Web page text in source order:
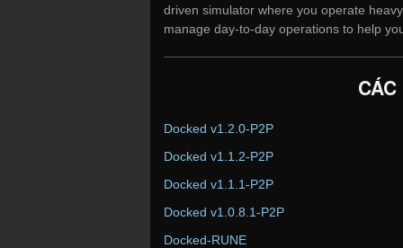
driven simulator where you operate
manage day-to-day operations to help
Docked v1.2.0-P2P
Docked v1.1.2-P2P
Docked v1.1.1-P2P
Docked v1.0.8.1-P2P
Docked-RUNE